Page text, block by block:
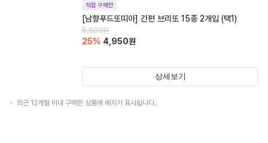
직접 구매한
[남향푸드또띠아] 간편 브리또 15종 2개입 (택1)
6,600원
25% 4,950원
상세보기
최근 12개월 이내 구매한 상품에 배지가 표시됩니다.